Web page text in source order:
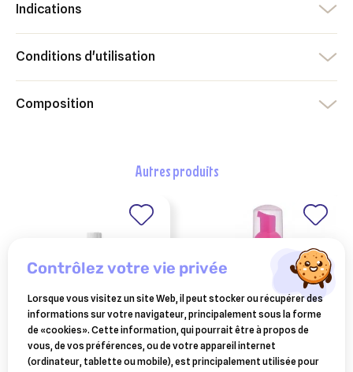
Indications
Conditions d'utilisation
Composition
autres produits
esc laboratoire
macérat de bourgeon
CEVA SANTE ANIMALE
douxo s3 calm mousse
contrôlez votre vie privée
Lorsque vous visitez un site Web, il peut stocker ou récupérer des
informations sur votre navigateur, principalement sous la forme
de «cookies». Cette information, qui pourrait être à propos de
vous, de vos préférences, ou de votre appareil internet
(ordinateur, tablette ou mobile), est principalement utilisée pour